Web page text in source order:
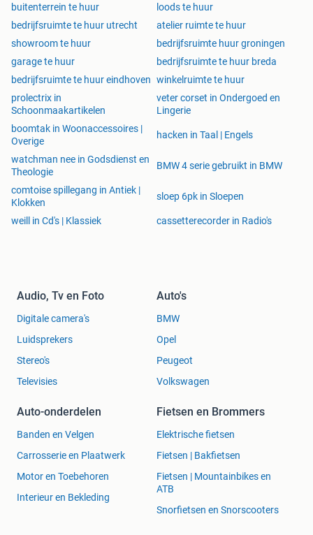
buitenterrein te huur
loods te huur
bedrijfsruimte te huur utrecht
atelier ruimte te huur
showroom te huur
bedrijfsruimte huur groningen
garage te huur
bedrijfsruimte te huur breda
bedrijfsruimte te huur eindhoven winkelruimte te huur
prolectrix in
Schoonmaakartikelen
veter corset in Ondergoed en
Lingerie
boomtak in Woonaccessoires |
Overige
hacken in Taal | Engels
watchman nee in Godsdienst en
Theologie
BMW 4 serie gebruikt in BMW
comtoise spillegang in Antiek |
Klokken
sloep 6pk in Sloepen
weill in Cd's | Klassiek cassetterecorder in Radio's
Audio, Tv en Foto
Digitale camera's
Luidsprekers
Stereo's
Televisies
Auto's
BMW
Opel
Peugeot
Volkswagen
Auto-onderdelen
Banden en Velgen
Carrosserie en Plaatwerk
Motor en Toebehoren
Interieur en Bekleding
Fietsen en Brommers
Elektrische fietsen
Fietsen | Bakfietsen
Fietsen | Mountainbikes en
ATB
Snorfietsen en Snorscooters